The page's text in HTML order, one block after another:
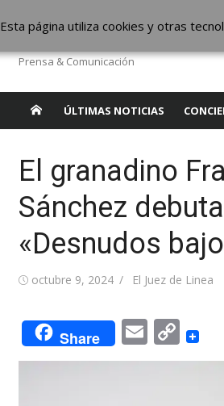
The Borderline
Prensa & Comunicación
ÚLTIMAS NOTICIAS
El granadino
Sánchez
«Desnudos
Publicada
octubre 9, 2024 Autor
El Juez de Linea
Share EmailCopy
Esta página utiliza cookies y otras